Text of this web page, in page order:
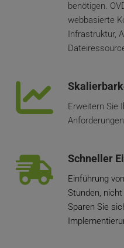
benötigen.
webbasierte
Infrastruktur,
Erweitern Sie
Schneller
Einführung
Stunden,
Sparen Sie